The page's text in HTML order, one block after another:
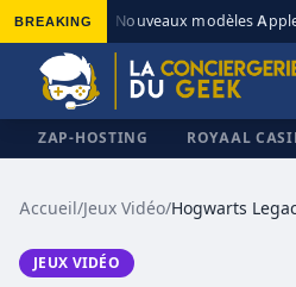
BREAKING Nouveaux modèles
ZAP-HOSTING ROYAAL
Accueil/Jeux Vidéo/Hogwarts
JEUX VIDÉO